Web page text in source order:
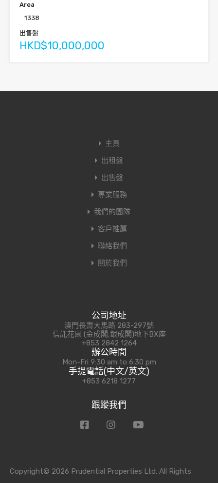
Area
1338
出售盤
HKD$10,000,000
主頁
出租盤
出售盤
專業服務
我們的團隊
客戶推薦
聯絡我們
關於我們
公司地址
澳門長壽大馬路 283-297號
信託花園 (金成閣,銀成閣)地下BX座
+853 2842 1264
辦公時間
Mon-Fri 9:30 am to 6:30 pm
手提電話(中文/英文)
+853 6218 1277
跟蹤我們
Copyright© 2026 Prudential Properties Ltd. All Rights